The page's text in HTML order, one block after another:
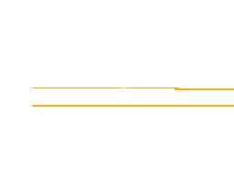
SHAUN TORRENTE VINCE